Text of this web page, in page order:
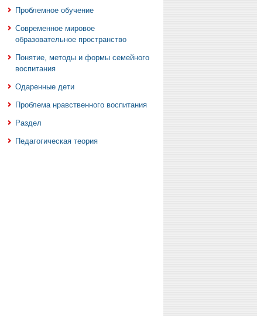
Проблемное обучение
Современное мировое
образовательное пространство
Понятие, методы и формы семейного
воспитания
Одаренные дети
Проблема нравственного воспитания
Раздел
Педагогическая теория